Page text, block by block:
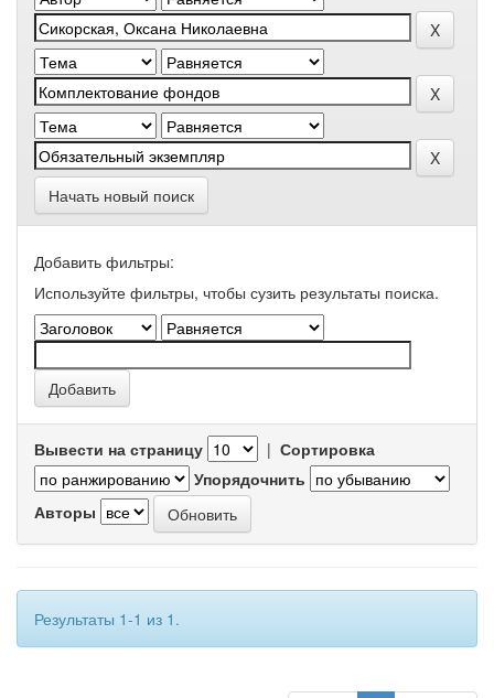
Начать новый поиск
Добавить фильтры:
Используйте фильтры, чтобы сузить результаты поиска.
Вывести на страницу | Сортировка
Упорядочнить
Авторы
Результаты 1-1 из 1.